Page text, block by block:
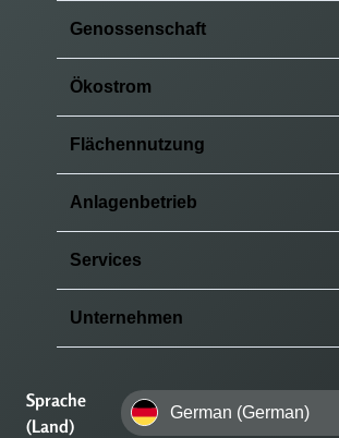
Genossenschaft
Ökostrom
Flächennutzung
Anlagenbetrieb
Services
Unternehmen
Sprache
(Land)
German (German)